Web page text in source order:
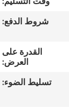
مراقبة
شروط الدفع:
القدرة على
العرض:
تسليط الضوء: